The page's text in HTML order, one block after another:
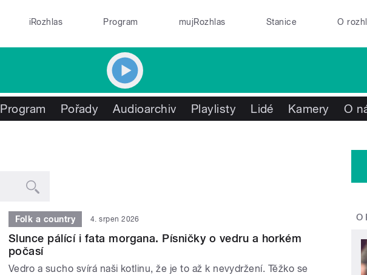
iRozhlas Program mujRozhlas Stanice O
Program Pořady Audioarchiv Playlisty Lidé Kamery O
Folk a country 4. srpen 2026
Slunce pálící i fata morgana. Písničky o vedru a horkém
počasí
Vedro a sucho svírá naši kotlinu, že je to až k nevydržení. Těžko se
O